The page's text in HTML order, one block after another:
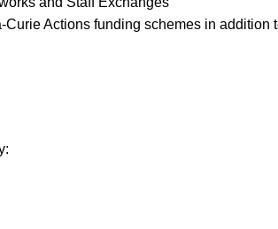
Actions funding schemes in addition